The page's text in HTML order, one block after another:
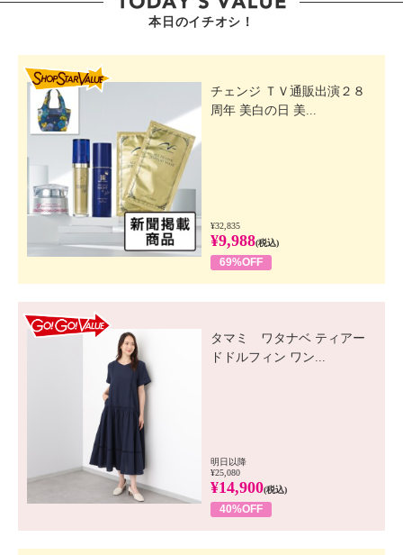
本日のイチオシ！
チェンジ ＴＶ通販出演２８
周年 美白の日 美...
¥32,835
¥9,988(税込)
69%OFF
タマミ ワタナベ ティアー
ドドルフィン ワン...
明日以降
¥25,080
¥14,900(税込)
40%OFF